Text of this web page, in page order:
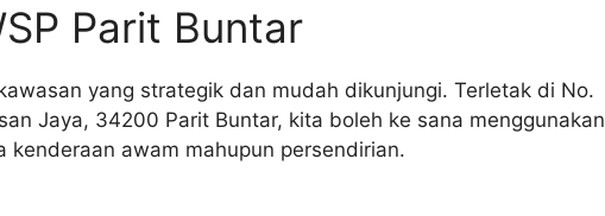
Parit Buntar
yang strategik dan mudah dikunjungi. Terletak di No.
Jaya, 34200 Parit Buntar, kita boleh ke sana menggunakan
awam mahupun persendirian.